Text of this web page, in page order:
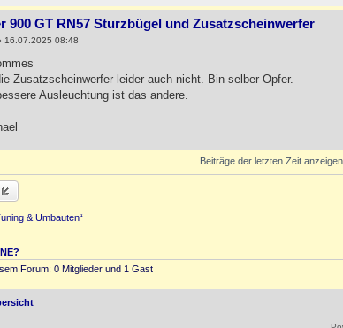
900 GT RN57 Sturzbügel und Zusatzscheinwerfer
16.07.2025 08:48
Zusatzscheinwerfer leider auch nicht. Bin selber Opfer.
Ausleuchtung ist das andere.
Beiträge der letzten Zeit
& Umbauten“
Forum: 0 Mitglieder und 1 Gast